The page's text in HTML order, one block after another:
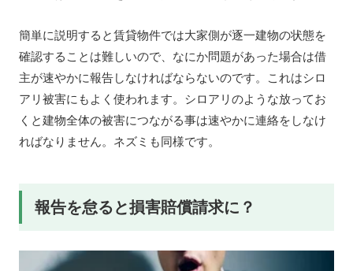
簡単に説明すると賃貸物件では大家側が逐一建物の状態を
確認することは難しいので、なにか問題があった場合は借
主が速やかに報告しなければならないのです。これはシロ
アリ被害にもよく使われます。シロアリのような放ってお
くと建物全体の被害につながる事は速やかに連絡をしなけ
ればなりません。ネズミも同様です。
報告を怠ると損害賠償請求に？